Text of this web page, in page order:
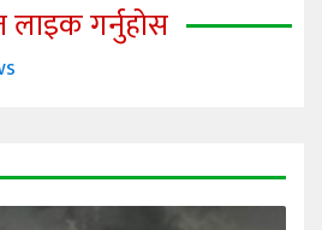
लाइक गर्नुहोस